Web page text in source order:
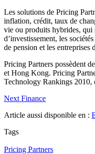
Les solutions de Pricing
inflation, crédit, taux de
vie ou produits hybrides, qui
d’investissement, les
de pension et les entreprises
Pricing Partners possèdent
et Hong Kong. Pricing
Technology Rankings 2010,
Next Finance
Article aussi disponible en :
Tags
Pricing Partners